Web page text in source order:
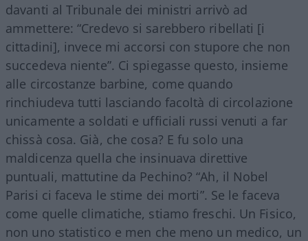
davanti al Tribunale dei ministri arrivò ad
ammettere: “Credevo si sarebbero ribellati [i
cittadini], invece mi accorsi con stupore che non
succedeva niente”. Ci spiegasse questo, insieme
alle circostanze barbine, come quando
rinchiudeva tutti lasciando facoltà di circolazione
unicamente a soldati e ufficiali russi venuti a far
chissà cosa. Già, che cosa? E fu solo una
maldicenza quella che insinuava direttive
puntuali, mattutine da Pechino? “Ah, il Nobel
Parisi ci faceva le stime dei morti”. Se le faceva
come quelle climatiche, stiamo freschi. Un Fisico,
non uno statistico e men che meno un medico, un